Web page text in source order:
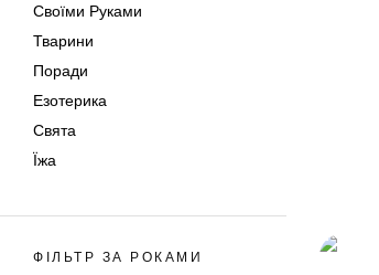
Своїми Руками
Тварини
Поради
Езотерика
Свята
Їжа
ФІЛЬТР ЗА РОКАМИ